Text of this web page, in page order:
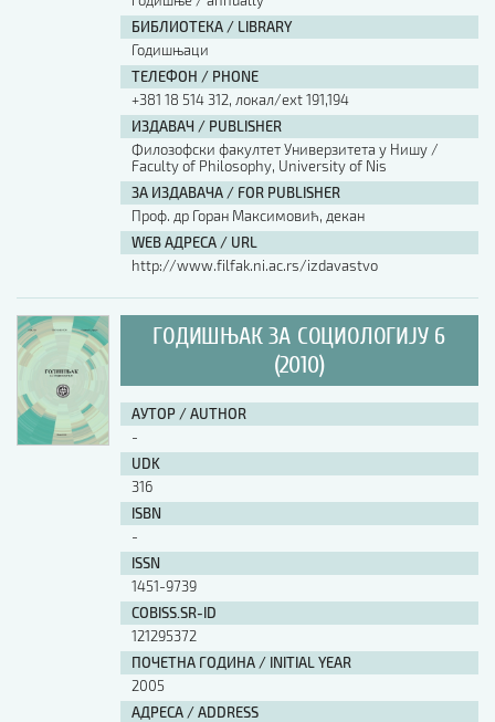
БИБЛИОТЕКА / LIBRARY
Годишњаци
ТЕЛЕФОН / PHONE
+381 18 514 312, локал/ext 191,194
ИЗДАВАЧ / PUBLISHER
Филозофски факултет Универзитета у Нишу /
Faculty of Philosophy, University of Nis
ЗА ИЗДАВАЧА / FOR PUBLISHER
Проф. др Горан Максимовић, декан
WEB АДРЕСА / URL
http://www.filfak.ni.ac.rs/izdavastvo
ГОДИШЊАК ЗА СОЦИОЛОГИЈУ 6
(2010)
АУТОР / AUTHOR
-
UDK
316
ISBN
-
ISSN
1451-9739
COBISS.SR-ID
121295372
ПОЧЕТНА ГОДИНА / INITIAL YEAR
2005
АДРЕСА / ADDRESS